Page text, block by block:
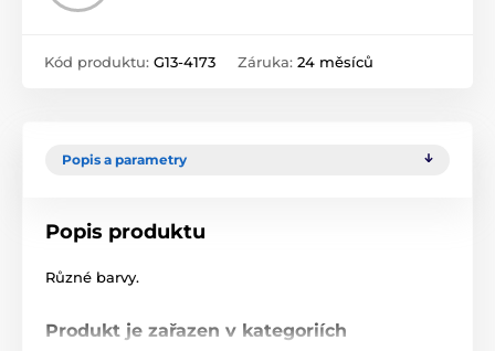
Kód produktu: G13-4173 Záruka: 24 měsíců
Popis a parametry
Popis produktu
Různé barvy.
Produkt je zařazen v kategoriích